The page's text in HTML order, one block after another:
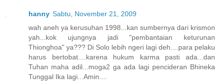
hanny Sabtu, November 21, 2009
wah aneh ya kerusuhan 1998...kan sumbernya dari krismon
yah...kok ujungnya jadi "pembantaian keturunan
Thionghoa" ya??? Di Solo lebih ngeri lagi deh....para pelaku
harus bertobat....karena hukum karma pasti ada...dan
Tuhan maha adil...moga2 ga ada lagi pencideran Bhineka
Tunggal Ika lagi...Amin....